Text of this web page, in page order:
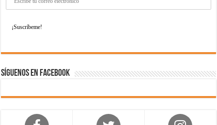
Síguenos en Facebook